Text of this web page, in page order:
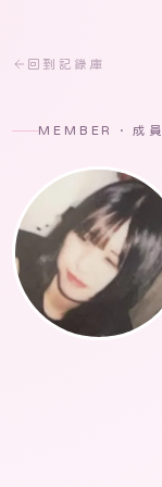
回到記錄庫
MEMBER · 成員